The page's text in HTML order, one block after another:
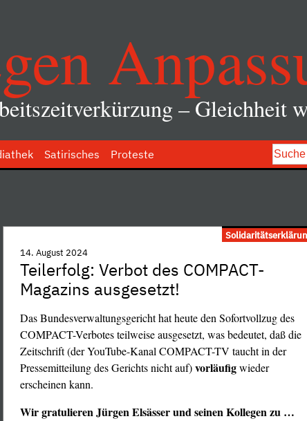
– Gleichheit
Satirisches Proteste
14. August 2024
Teilerfolg: Verbot des COMPACT-
Magazins ausgesetzt!
Das Bundesverwaltungsgericht hat heute den Sofortvollzug des
COMPACT-Verbotes teilweise ausgesetzt, was bedeutet, daß die
Zeitschrift (der YouTube-Kanal COMPACT-TV taucht in der
Pressemitteilung des Gerichts nicht auf)vorläufigwieder
erscheinen kann.
Wir gratulieren Jürgen Elsässer und seinen Kollegen zu…